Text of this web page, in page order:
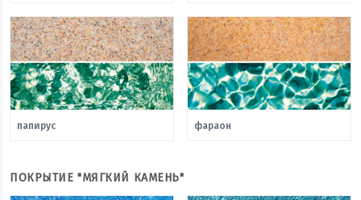
папирус фараон
ПОКРЫТИЕ "МЯГКИЙ КАМЕНЬ"